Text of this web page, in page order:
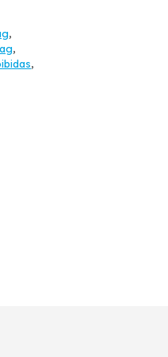
,
,
,